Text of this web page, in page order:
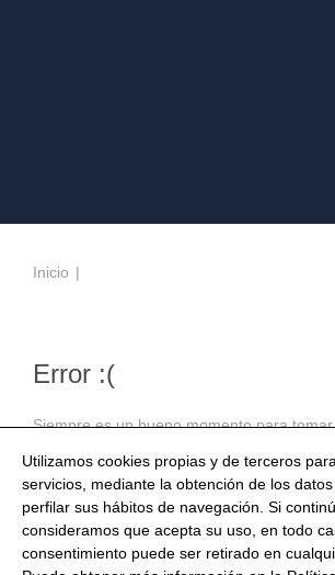
Inicio
Error :(
Siempre es un bueno momento para
terminado.
Utilizamos cookies propias y de terceros
servicios, mediante la obtención de los
perfilar sus hábitos de navegación. Si
consideramos que acepta su uso, en todo
consentimiento puede ser retirado en